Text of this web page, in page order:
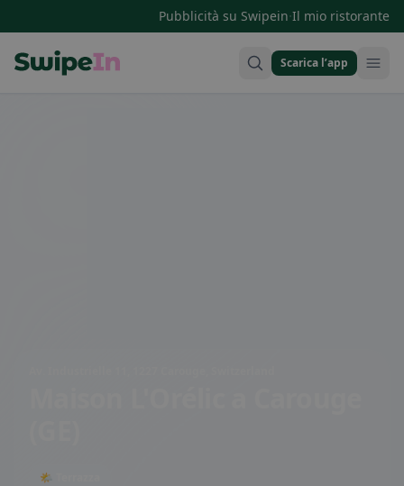
Pubblicità su Swipein·Il mio ristorante
Scarica l’app
🌤 Terrazza